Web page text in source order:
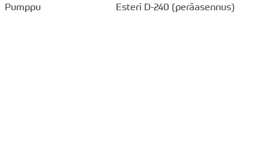
Pumppu
Esteri D-240 (peräasennus)